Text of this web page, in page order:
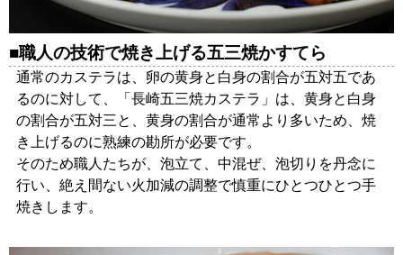
職人の技術で焼き上げる五三焼かすてら
通常のカステラは、卵の黄身と白身の割合が五対五であ
るのに対して、「長崎五三焼カステラ」は、黄身と白身
の割合が五対三と、黄身の割合が通常より多いため、焼
き上げるのに熟練の勘所が必要です。
そのため職人たちが、泡立て、中混ぜ、泡切りを丹念に
行い、絶え間ない火加減の調整で慎重にひとつひとつ手
焼きします。